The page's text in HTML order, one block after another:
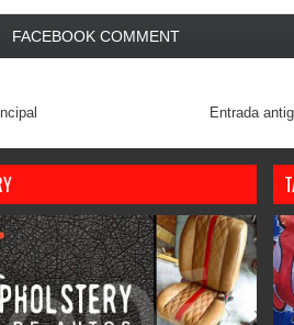
FACEBOOK COMMENT
Entrada